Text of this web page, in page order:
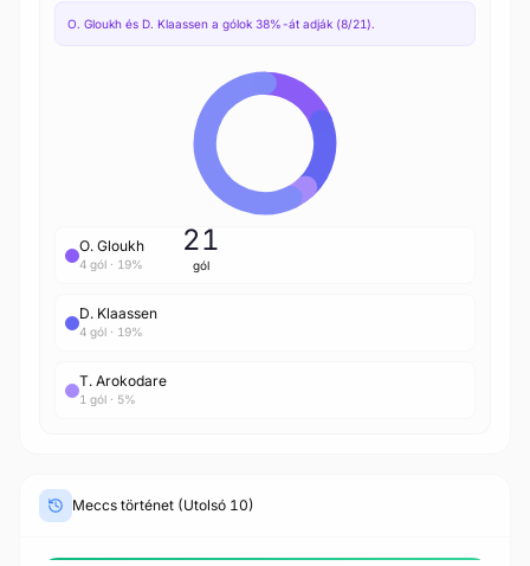
O. Gloukh és D. Klaassen a gólok 38%-át adják (8/21).
21
gól
O. Gloukh
4 gól · 19%
D. Klaassen
4 gól · 19%
T. Arokodare
1 gól · 5%
Meccs történet (Utolsó 10)